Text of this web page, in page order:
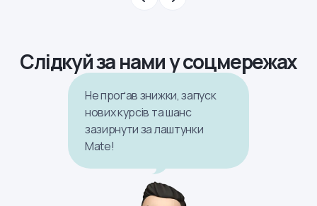
Слідкуй за нами у соцмережах
Не проґав знижки, запуск
нових курсів та шанс
зазирнути за лаштунки
Mate!